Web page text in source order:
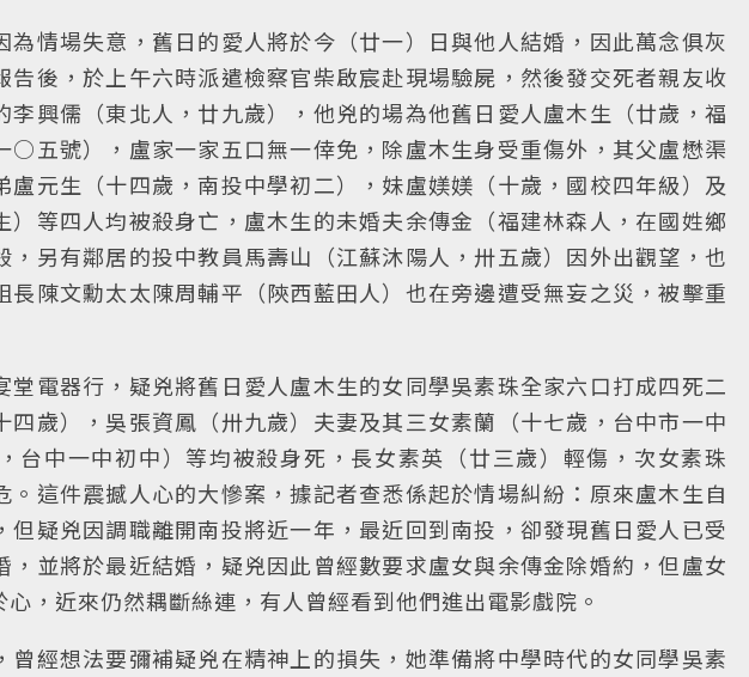
為情場失意，舊日的愛人將於今（廿一）日與他人結婚，因此萬念俱灰
告後，於上午六時派遣檢察官柴啟宸赴現場驗屍，然後發交死者親友收
李興儒（東北人，廿九歲），他兇的場為他舊日愛人盧木生（廿歲，福
○五號），盧家一家五口無一倖免，除盧木生身受重傷外，其父盧懋渠
盧元生（十四歲，南投中學初二），妹盧媄媄（十歲，國校四年級）及
）等四人均被殺身亡，盧木生的未婚夫余傳金（福建林森人，在國姓鄉
，另有鄰居的投中教員馬壽山（江蘇沐陽人，卅五歲）因外出觀望，也
長陳文勳太太陳周輔平（陝西藍田人）也在旁邊遭受無妄之災，被擊重
堂電器行，疑兇將舊日愛人盧木生的女同學吳素珠全家六口打成四死二
四歲），吳張資鳳（卅九歲）夫妻及其三女素蘭（十七歲，台中市一中
台中一中初中）等均被殺身死，長女素英（廿三歲）輕傷，次女素珠
。這件震撼人心的大慘案，據記者查悉係起於情場糾紛：原來盧木生自
但疑兇因調職離開南投將近一年，最近回到南投，卻發現舊日愛人已受
，並將於最近結婚，疑兇因此曾經數要求盧女與余傳金除婚約，但盧女
，近來仍然耦斷絲連，有人曾經看到他們進出電影戲院。
曾經想法要彌補疑兇在精神上的損失，她準備將中學時代的女同學吳素